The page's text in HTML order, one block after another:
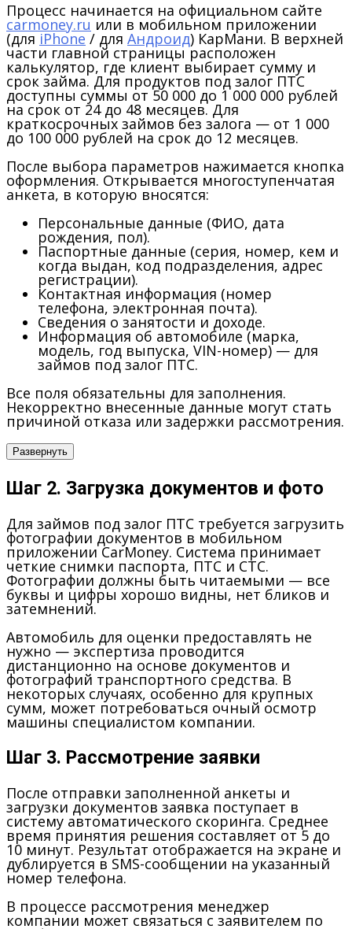
Процесс начинается на официальном сайте
carmoney.ru или в мобильном приложении
(для iPhone / для Андроид) КарМани. В верхней
части главной страницы расположен
калькулятор, где клиент выбирает сумму и
срок займа. Для продуктов под залог ПТС
доступны суммы от 50 000 до 1 000 000 рублей
на срок от 24 до 48 месяцев. Для
краткосрочных займов без залога — от 1 000
до 100 000 рублей на срок до 12 месяцев.
После выбора параметров нажимается кнопка
оформления. Открывается многоступенчатая
анкета, в которую вносятся:
Персональные данные (ФИО, дата
рождения, пол).
Паспортные данные (серия, номер, кем и
когда выдан, код подразделения, адрес
регистрации).
Контактная информация (номер
телефона, электронная почта).
Сведения о занятости и доходе.
Информация об автомобиле (марка,
модель, год выпуска, VIN-номер) — для
займов под залог ПТС.
Все поля обязательны для заполнения.
Некорректно внесенные данные могут стать
причиной отказа или задержки рассмотрения.
Развернуть
Шаг 2. Загрузка документов и фото
Для займов под залог ПТС требуется загрузить
фотографии документов в мобильном
приложении CarMoney. Система принимает
четкие снимки паспорта, ПТС и СТС.
Фотографии должны быть читаемыми — все
буквы и цифры хорошо видны, нет бликов и
затемнений.
Автомобиль для оценки предоставлять не
нужно — экспертиза проводится
дистанционно на основе документов и
фотографий транспортного средства. В
некоторых случаях, особенно для крупных
сумм, может потребоваться очный осмотр
машины специалистом компании.
Шаг 3. Рассмотрение заявки
После отправки заполненной анкеты и
загрузки документов заявка поступает в
систему автоматического скоринга. Среднее
время принятия решения составляет от 5 до
10 минут. Результат отображается на экране и
дублируется в SMS-сообщении на указанный
номер телефона.
В процессе рассмотрения менеджер
компании может связаться с заявителем по